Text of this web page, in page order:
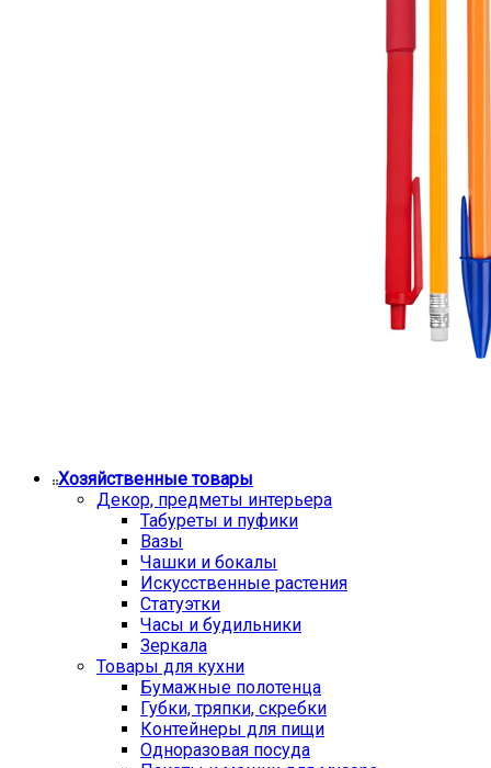
Хозяйственные товары
Декор, предметы интерьера
Табуреты и пуфики
Вазы
Чашки и бокалы
Искусственные растения
Статуэтки
Часы и будильники
Зеркала
Товары для кухни
Бумажные полотенца
Губки, тряпки, скребки
Контейнеры для пищи
Одноразовая посуда